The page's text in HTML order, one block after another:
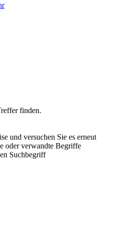
finden.
und versuchen Sie es erneut
oder verwandte Begriffe
Suchbegriff